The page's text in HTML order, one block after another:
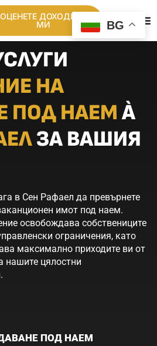
ОЦЕНЕТЕ ДОХОДИТЕ
МИ
НА
ПОД НАЕМ À
ЗА ВАШИЯ
в Сен Рафаел да превърнете
имот под наем.
освобождава собствениците
ограничения, като
максимално приходите ви от
нашите цялостни
ПОД НАЕМ
BG